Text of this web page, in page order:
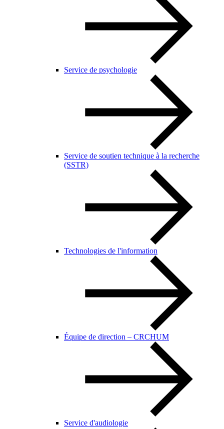
Service de psychologie
Service de soutien technique à la recherche
(SSTR)
Technologies de l'information
Équipe de direction – CRCHUM
Service d'audiologie